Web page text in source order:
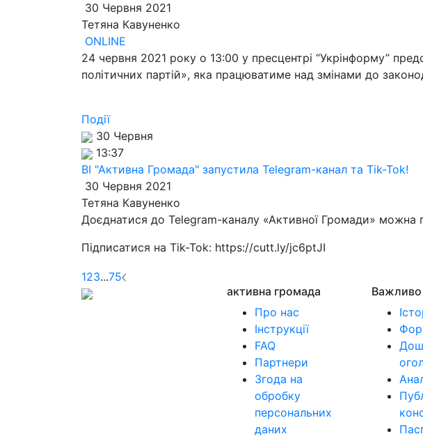
30 Червня 2021
Тетяна Кавуненко
ONLINE
24 червня 2021 року о 13:00 у пресцентрі “Укрінформу”
політичних партій», яка працюватиме над змінами до
Події
30 Червня
13:37
ВІ "Активна Громада" запустила Telegram-канал та Tik-Tok!
30 Червня 2021
Тетяна Кавуненко
Доєднатися до Telegram-каналу «Активної Громади»
Підписатися на Tik-Tok: https://cutt.ly/jc6ptJI
123...75
активна громада
Про нас
Інструкції
FAQ
Партнери
Згода на
обробку
персональних
даних
Важливо